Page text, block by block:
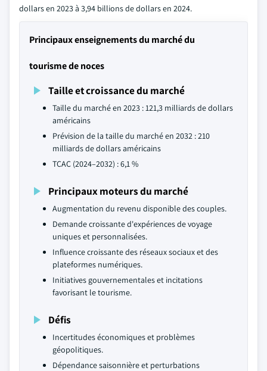
dollars en 2023 à 3,94 billions de dollars en 2024.
Principaux enseignements du marché du
tourisme de noces
Taille et croissance du marché
Taille du marché en 2023 : 121,3 milliards de dollars
américains
Prévision de la taille du marché en 2032 : 210
milliards de dollars américains
TCAC (2024–2032) : 6,1 %
Principaux moteurs du marché
Augmentation du revenu disponible des couples.
Demande croissante d'expériences de voyage
uniques et personnalisées.
Influence croissante des réseaux sociaux et des
plateformes numériques.
Initiatives gouvernementales et incitations
favorisant le tourisme.
Défis
Incertitudes économiques et problèmes
géopolitiques.
Dépendance saisonnière et perturbations